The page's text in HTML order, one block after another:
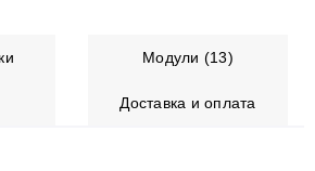
Модули (13)
Доставка и оплата